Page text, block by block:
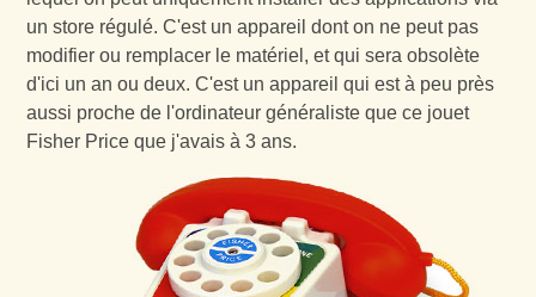
un store régulé. C'est un appareil dont on ne peut pas
modifier ou remplacer le matériel, et qui sera obsolète
d'ici un an ou deux. C'est un appareil qui est à peu près
aussi proche de l'ordinateur généraliste que ce jouet
Fisher Price que j'avais à 3 ans.